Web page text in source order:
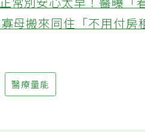
常別安心太早！醫曝「
母搬來同住「不用付房
醫療量能